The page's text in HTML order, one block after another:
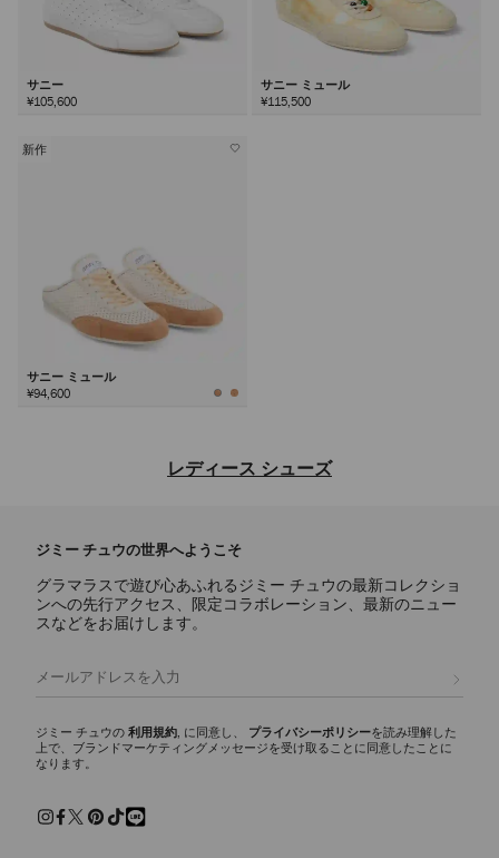
サニー
¥105,600
サニー ミュール
¥115,500
新作
サニー ミュール
¥94,600
レディース シューズ
イリー使いのアイコンからステートメントスタイルまで、あらゆるシー
ンに映えるラグジュアリーなレディース シューズのご紹介。
パンプス
スカーレットに代表されるシグネチャーパンプスには、ナッパレザーか
レザー仕上げを使用しています。どんなワードローブにもエレガンスと
多彩な魅力を添える、モダンなシルエットをご覧ください。
スリッパ
エリオットスリッパ ファミリーは、多彩な彫刻的シルエットが印象的
で、ディテールにシグネチャーなハードウェアをあしらいました。 洗
現代的なクラフツマンシップを兼ね備えた、エフォートレスで魅力ある
ジミー チュウの世界へようこそ
グラマラスで遊び心あふれるジミー チュウの最新コレクショ
ンへの先行アクセス、限定コラボレーション、最新のニュー
スなどをお届けします。
ジミー チュウの 利用規約, に同意し、 プライバシーポリシーを読み理解した
上で、ブランドマーケティングメッセージを受け取ることに同意したことに
なります。